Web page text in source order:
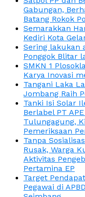
Gabungan,
Batang Rokok
Semarakkan
Kediri Kota
Sering lakukan
Ponggok Blitar
SMKN 1
Karya Inovasi
Tangani Laka
Jombang Raih
Tanki Isi Solar
Berlabel PT
Tulungagung,
Pemeriksaan
Tanpa
Rusak, Warga
Aktivitas
Pertamina EP
Target
Pegawai di